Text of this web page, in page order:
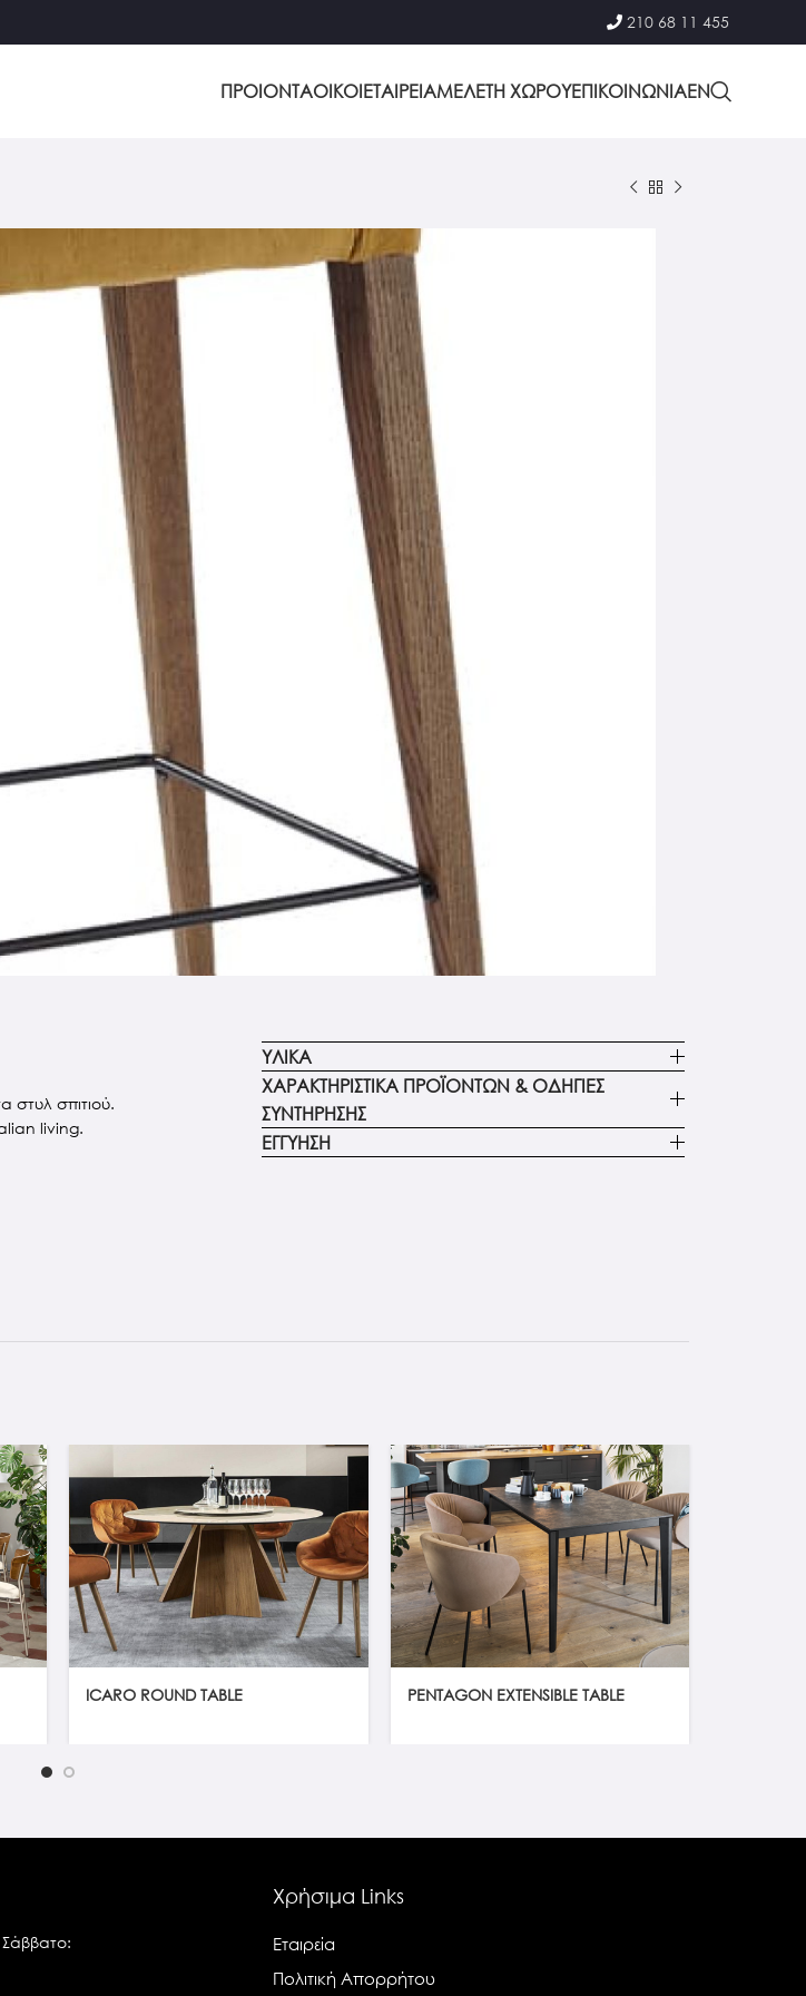
210 68 11 455
ΠΡΟΙΟΝΤΑΟΙΚΟΙΕΤΑΙΡΕΙΑΜΕΛΕΤΗ ΧΩΡΟΥΕΠΙΚΟΙΝΩΝΙΑEΝ
στυλ σπιτιού.
living.
ΥΛΙΚΑ
ΧΑΡΑΚΤΗΡΙΣΤΙΚΑ ΠΡΟΪΟΝΤΩΝ & ΟΔΗΓΙΕΣ
ΣΥΝΤΗΡΗΣΗΣ
ΕΓΓΥΗΣΗ
ICARO ROUND TABLE PENTAGON EXTENSIBLE TABLE
Σάββατο:
Χρήσιμα Links
Εταιρεία
Πολιτική Απορρήτου